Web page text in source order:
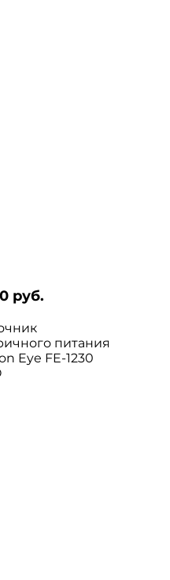
руб.
питания
Eye FE-1230